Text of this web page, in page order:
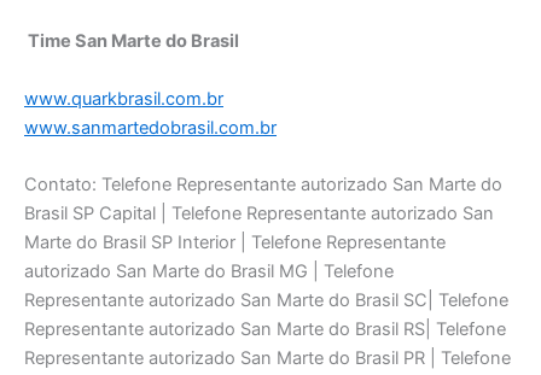
Time San Marte do Brasil
www.quarkbrasil.com.br
www.sanmartedobrasil.com.br
Contato: Telefone Representante autorizado San Marte do
Brasil SP Capital | Telefone Representante autorizado San
Marte do Brasil SP Interior | Telefone Representante
autorizado San Marte do Brasil MG | Telefone
Representante autorizado San Marte do Brasil SC| Telefone
Representante autorizado San Marte do Brasil RS| Telefone
Representante autorizado San Marte do Brasil PR | Telefone